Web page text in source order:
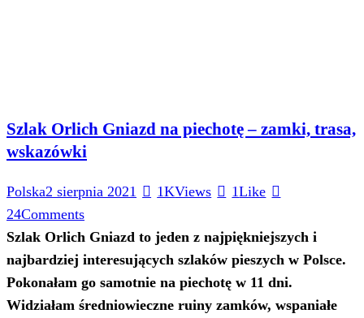
Szlak Orlich Gniazd na piechotę – zamki, trasa,
wskazówki
Polska2 sierpnia 2021 1KViews 1Like
24Comments
Szlak Orlich Gniazd to jeden z najpiękniejszych i
najbardziej interesujących szlaków pieszych w Polsce.
Pokonałam go samotnie na piechotę w 11 dni.
Widziałam średniowieczne ruiny zamków, wspaniałe